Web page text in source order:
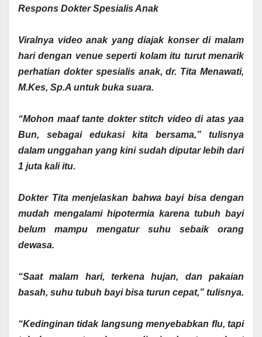
‎Respons Dokter Spesialis Anak
‎Viralnya video anak yang diajak konser di malam
hari dengan venue seperti kolam itu turut menarik
perhatian dokter spesialis anak, dr. Tita Menawati,
M.Kes, Sp.A untuk buka suara.
‎“Mohon maaf tante dokter stitch video di atas yaa
Bun, sebagai edukasi kita bersama,” tulisnya
dalam unggahan yang kini sudah diputar lebih dari
1 juta kali itu.
‎Dokter Tita menjelaskan bahwa bayi bisa dengan
mudah mengalami hipotermia karena tubuh bayi
belum mampu mengatur suhu sebaik orang
dewasa.
‎“Saat malam hari, terkena hujan, dan pakaian
basah, suhu tubuh bayi bisa turun cepat,” tulisnya.
‎“Kedinginan tidak langsung menyebabkan flu, tapi